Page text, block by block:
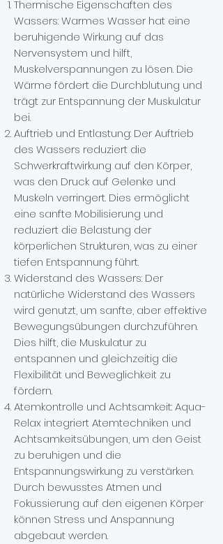
Thermische Eigenschaften des
Wassers: Warmes Wasser hat eine
beruhigende Wirkung auf das
Nervensystem und hilft,
Muskelverspannungen zu lösen. Die
Wärme fördert die Durchblutung und
trägt zur Entspannung der Muskulatur
bei.
Auftrieb und Entlastung: Der Auftrieb
des Wassers reduziert die
Schwerkraftwirkung auf den Körper,
was den Druck auf Gelenke und
Muskeln verringert. Dies ermöglicht
eine sanfte Mobilisierung und
reduziert die Belastung der
körperlichen Strukturen, was zu einer
tiefen Entspannung führt.
Widerstand des Wassers: Der
natürliche Widerstand des Wassers
wird genutzt, um sanfte, aber effektive
Bewegungsübungen durchzuführen.
Dies hilft, die Muskulatur zu
entspannen und gleichzeitig die
Flexibilität und Beweglichkeit zu
fördern.
Atemkontrolle und Achtsamkeit: Aqua-
Relax integriert Atemtechniken und
Achtsamkeitsübungen, um den Geist
zu beruhigen und die
Entspannungswirkung zu verstärken.
Durch bewusstes Atmen und
Fokussierung auf den eigenen Körper
können Stress und Anspannung
abgebaut werden.